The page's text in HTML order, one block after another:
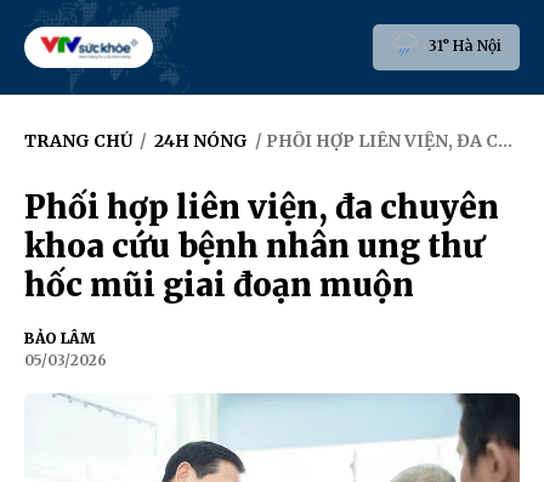
31° Hà Nội
TRANG CHỦ / 24H NÓNG / PHỐI HỢP LIÊN VIỆN, ĐA CHUYÊN KHOA CỨU BỆNH NHÂN UNG THƯ HỐC MŨI GIAI ĐOẠN MUỘN
Phối hợp liên viện, đa chuyên
khoa cứu bệnh nhân ung thư
hốc mũi giai đoạn muộn
BẢO LÂM
05/03/2026